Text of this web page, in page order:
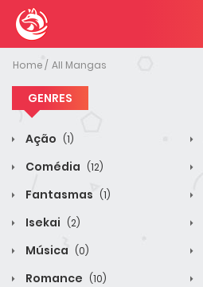
Home All Mangas
GENRES
Ação (1)
Comédia (12)
Fantasmas (1)
Isekai (2)
Música (0)
Romance (10)